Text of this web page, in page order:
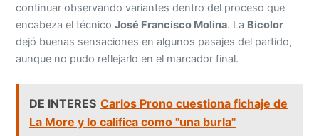
continuar observando variantes dentro del proceso que
encabeza el técnicoJosé Francisco Molina. La Bicolor
dejó buenas sensaciones en algunos pasajes del partido,
aunque no pudo reflejarlo en el marcador final.
DE INTERES Carlos Prono cuestiona fichaje de
La More y lo califica como "una burla"